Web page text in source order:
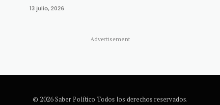
13 julio, 2026
Advertisement
© 2026 Saber Político Todos los derechos reservados.